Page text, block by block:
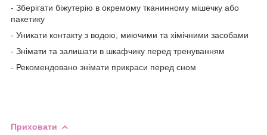
- Зберігати біжутерію в окремому тканинному мішечку або
пакетику
- Уникати контакту з водою, миючими та хімічними засобами
- Знімати та залишати в шкафчику перед тренуванням
- Рекомендовано знімати прикраси перед сном
Приховати